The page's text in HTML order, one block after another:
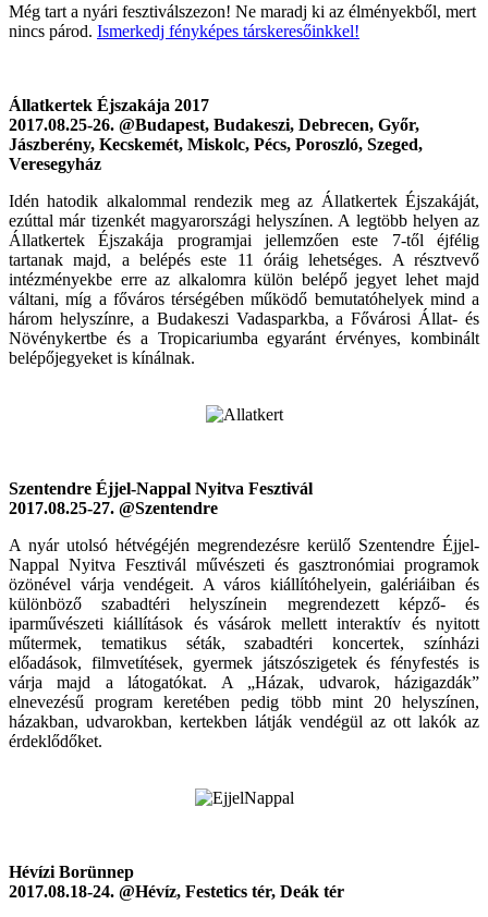
Még tart a nyári fesztiválszezon! Ne maradj ki az élményekből, mert
nincs párod. Ismerkedj fényképes társkeresőinkkel!
Állatkertek Éjszakája 2017
2017.08.25-26. @Budapest, Budakeszi, Debrecen, Győr,
Jászberény, Kecskemét, Miskolc, Pécs, Poroszló, Szeged,
Veresegyház
Idén hatodik alkalommal rendezik meg az Állatkertek Éjszakáját,
ezúttal már tizenkét magyarországi helyszínen. A legtöbb helyen az
Állatkertek Éjszakája programjai jellemzően este 7-től éjfélig
tartanak majd, a belépés este 11 óráig lehetséges. A résztvevő
intézményekbe erre az alkalomra külön belépő jegyet lehet majd
váltani, míg a főváros térségében működő bemutatóhelyek mind a
három helyszínre, a Budakeszi Vadasparkba, a Fővárosi Állat- és
Növénykertbe és a Tropicariumba egyaránt érvényes, kombinált
belépőjegyeket is kínálnak.
Szentendre Éjjel-Nappal Nyitva Fesztivál
2017.08.25-27. @Szentendre
A nyár utolsó hétvégéjén megrendezésre kerülő Szentendre Éjjel-
Nappal Nyitva Fesztivál művészeti és gasztronómiai programok
özönével várja vendégeit. A város kiállítóhelyein, galériáiban és
különböző szabadtéri helyszínein megrendezett képző- és
iparművészeti kiállítások és vásárok mellett interaktív és nyitott
műtermek, tematikus séták, szabadtéri koncertek, színházi
előadások, filmvetítések, gyermek játszószigetek és fényfestés is
várja majd a látogatókat. A „Házak, udvarok, házigazdák”
elnevezésű program keretében pedig több mint 20 helyszínen,
házakban, udvarokban, kertekben látják vendégül az ott lakók az
érdeklődőket.
Hévízi Borünnep
2017.08.18-24. @Hévíz, Festetics tér, Deák tér